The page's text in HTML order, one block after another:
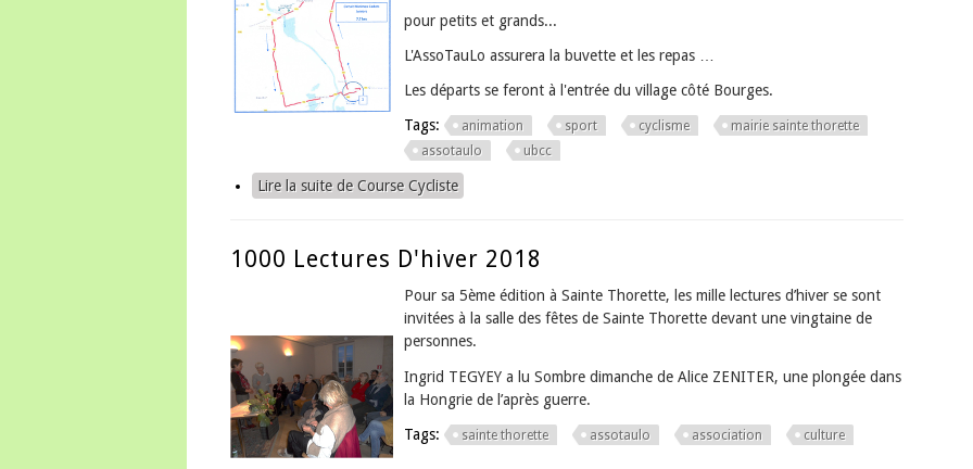
pour petits et grands...
L'AssoTauLo assurera la buvette et les repas …
Les départs se feront à l'entrée du village côté Bourges.
Tags: animation sport cyclisme
mairie sainte thorette
assotaulo
ubcc
Lire la suitede Course Cycliste
1000 Lectures D'hiver 2018
Pour sa 5ème édition à Sainte Thorette, les mille lectures d’hiver se sont
invitées à la salle des fêtes de Sainte Thorette devant une vingtaine de
personnes.
Ingrid TEGYEY a lu Sombre dimanche de Alice ZENITER, une plongée dans
la Hongrie de l’après guerre.
Tags: sainte thorette assotaulo association culture